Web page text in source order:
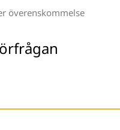
överenskommelse